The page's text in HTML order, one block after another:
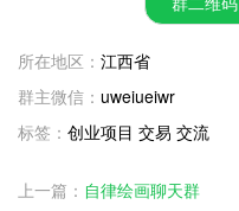
所在地区： 江西省
群主微信： uweiueiwr
标签： 创业项目 交易 交流
上一篇： 自律绘画聊天群